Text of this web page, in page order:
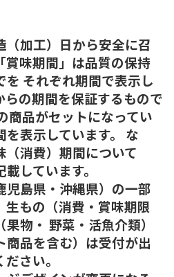
加工）日から安全に召
賞味期間」は品質の保持
それぞれ期間で表示し
らの期間を保証するもので
商品がセットになってい
表示しています。 な
消費）期間について
しています。
島県・沖縄県）の一部
もの（消費・賞味期限
物・ 野菜・活魚介類）
商品を含む）は受付が出
さい。